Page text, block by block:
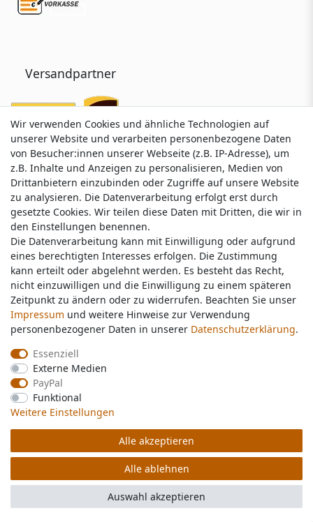
Versandpartner
Service & Kontakt
Wünschen Sie einen Rückruf?
service@nawajo.de
Schreiben Sie uns:
service@nawajo.de
Durchschnittliche Bewertung von
Bewertungsgrundlage des Anbieters: 5 Verkaufs- und 3 Bewertungsplattformen
© Copyright 2026 nawajo.de | Alle Rechte vorbehalten.
Wir verwenden Cookies und ähnliche Technologien auf
unserer Website und verarbeiten personenbezogene Daten
von Besucher:innen unserer Webseite (z.B. IP-Adresse), um
z.B. Inhalte und Anzeigen zu personalisieren, Medien von
Drittanbietern einzubinden oder Zugriffe auf unsere Website
zu analysieren. Die Datenverarbeitung erfolgt erst durch
gesetzte Cookies. Wir teilen diese Daten mit Dritten, die wir in
den Einstellungen benennen.
Die Datenverarbeitung kann mit Einwilligung oder aufgrund
eines berechtigten Interesses erfolgen. Die Zustimmung
kann erteilt oder abgelehnt werden. Es besteht das Recht,
nicht einzuwilligen und die Einwilligung zu einem späteren
Zeitpunkt zu ändern oder zu widerrufen. Beachten Sie unser
Impressum und weitere Hinweise zur Verwendung
personenbezogener Daten in unserer Daten­schutz­erklärung.
Essenziell
Externe Medien
PayPal
Funktional
Weitere Einstellungen
Alle akzeptieren
Alle ablehnen
Auswahl akzeptieren
Wir verwenden Cookies und ähnliche Technologien auf
unserer Website und verarbeiten personenbezogene Daten
von Besucher:innen unserer Webseite (z.B. IP-Adresse), um
z.B. Inhalte und Anzeigen zu personalisieren, Medien von
Drittanbietern einzubinden oder Zugriffe auf unsere Website
zu analysieren. Die Datenverarbeitung erfolgt erst durch
gesetzte Cookies. Wir teilen diese Daten mit Dritten, die wir in
den Einstellungen benennen.
Die Datenverarbeitung kann mit Einwilligung oder aufgrund
eines berechtigten Interesses erfolgen. Die Zustimmung
kann erteilt oder abgelehnt werden. Es besteht das Recht,
nicht einzuwilligen und die Einwilligung zu einem späteren
Zeitpunkt zu ändern oder zu widerrufen. Beachten Sie unser
Impressum und weitere Hinweise zur Verwendung
personenbezogener Daten in unserer Daten­schutz­erklärung.
Essenziell
Externe Medien
PayPal
Funktional
Weitere Einstellungen
Alle akzeptieren
Alle ablehnen
Auswahl akzeptieren